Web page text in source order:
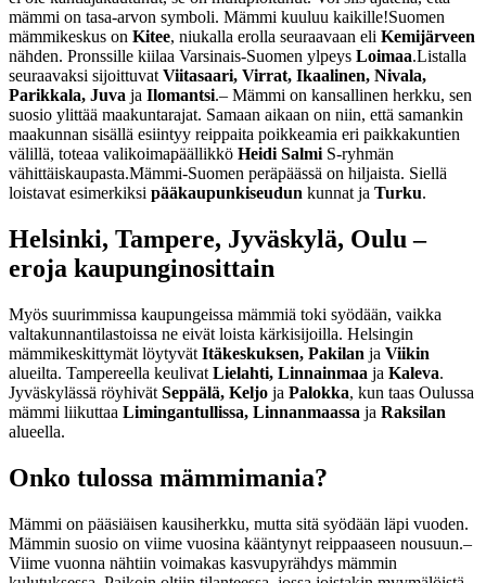
mämmi on tasa-arvon symboli. Mämmi kuuluu kaikille!Suomen
mämmikeskus on Kitee, niukalla erolla seuraavaan eli Kemijärveen
nähden. Pronssille kiilaa Varsinais-Suomen ylpeys Loimaa.Listalla
seuraavaksi sijoittuvat Viitasaari, Virrat, Ikaalinen, Nivala,
Parikkala, Juva ja Ilomantsi.– Mämmi on kansallinen herkku, sen
suosio ylittää maakuntarajat. Samaan aikaan on niin, että samankin
maakunnan sisällä esiintyy reippaita poikkeamia eri paikkakuntien
välillä, toteaa valikoimapäällikkö Heidi Salmi S-ryhmän
vähittäiskaupasta.Mämmi-Suomen peräpäässä on hiljaista. Siellä
loistavat esimerkiksi pääkaupunkiseudun kunnat ja Turku.
Helsinki, Tampere, Jyväskylä, Oulu –
eroja kaupunginosittain
Myös suurimmissa kaupungeissa mämmiä toki syödään, vaikka
valtakunnantilastoissa ne eivät loista kärkisijoilla. Helsingin
mämmikeskittymät löytyvät Itäkeskuksen, Pakilan ja Viikin
alueilta. Tampereella keulivat Lielahti, Linnainmaa ja Kaleva.
Jyväskylässä röyhivät Seppälä, Keljo ja Palokka, kun taas Oulussa
mämmi liikuttaa Limingantullissa, Linnanmaassa ja Raksilan
alueella.
Onko tulossa mämmimania?
Mämmi on pääsiäisen kausiherkku, mutta sitä syödään läpi vuoden.
Mämmin suosio on viime vuosina kääntynyt reippaaseen nousuun.–
Viime vuonna nähtiin voimakas kasvupyrähdys mämmin